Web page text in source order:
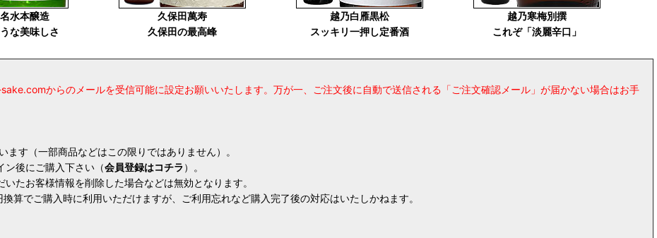
水本醸造
な美味しさ
久保田萬寿
久保田の最高峰
越乃白雁黒松
スッキリ一押し定番酒
越乃寒梅別撰
これぞ「淡麗辛口」
からのメールを受信可能に設定お願いいたします。万が一、ご注文後に自動で送信される「ご注文確認メール」が届かない場合はお手
す（一部商品などはこの限りではありません）。
ン後にご購入下さい（会員登録はコチラ ）。
たお客様情報を削除した場合などは無効となります。
算でご購入時に利用いただけますが、ご利用忘れなど購入完了後の対応はいたしかねます。